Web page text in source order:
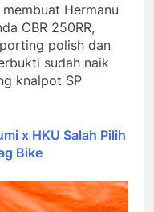
Hermanu
CBR 250RR,
polish dan
sudah naik
knalpot SP
x HKU Salah Pilih
Bike